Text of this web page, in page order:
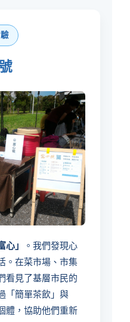
心」
。我們發現心
。在菜市場、市集
看見了基層市民的
「簡單茶飲」與
體，協助他們重新